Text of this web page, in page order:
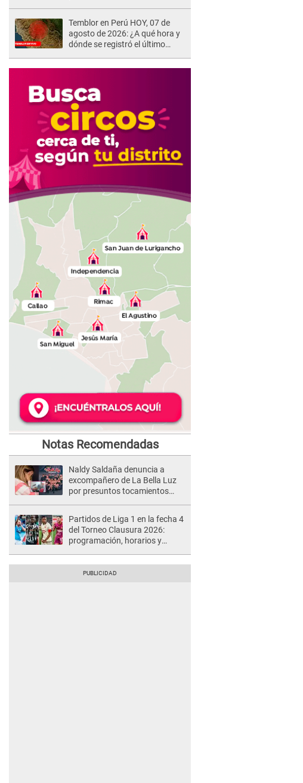
Temblor en Perú HOY, 07 de
agosto de 2026: ¿A qué hora y
dónde se registró el último
Notas Recomendadas
Naldy Saldaña denuncia a
excompañero de La Bella Luz
por presuntos tocamientos
Partidos de Liga 1 en la fecha 4
del Torneo Clausura 2026:
programación, horarios y